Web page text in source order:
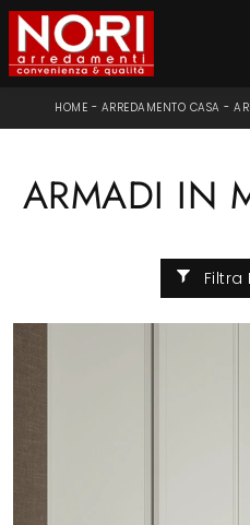
HOME - ARREDAMENTO CASA -
ARMADI IN
Filtra